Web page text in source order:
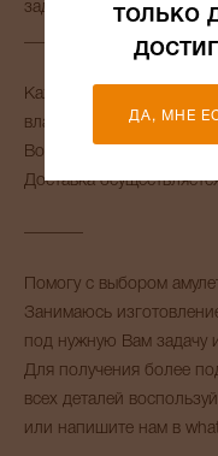
задач.
Каждый амулет
владельцем.
Возможно приобретение
Доставка
Помогу с выбором
Занимаюсь
под нужную Вам задачу
Для получения более
всех деталей
или напишите нам в
только
ДА, МНЕ